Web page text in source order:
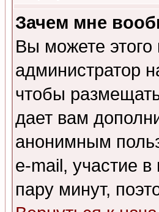
Зачем мне
Вы можете этого
администратор
чтобы
дает вам
анонимным
e-mail, участие в
пару минут,